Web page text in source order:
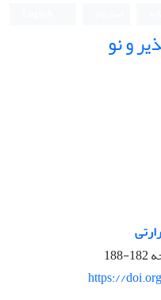
و نو
182-188
https://